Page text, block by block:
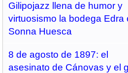
Gilipojazz llena de humor y
virtuosismo la bodega Edra
Sonna Huesca
8 de agosto de 1897: el
asesinato de Cánovas y el